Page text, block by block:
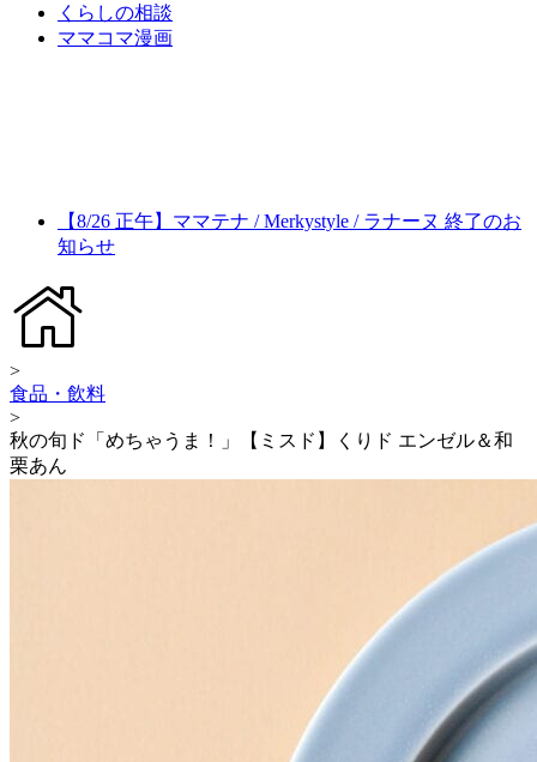
くらしの相談
ママコマ漫画
【8/26 正午】ママテナ / Merkystyle / ラナーヌ 終了のお
知らせ
>
食品・飲料
>
秋の旬ド「めちゃうま！」【ミスド】くりド エンゼル＆和
栗あん